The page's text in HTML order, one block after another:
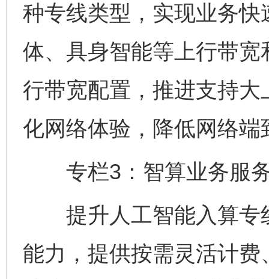
种专线类型，实现业务
体、具身智能等上行带
行带宽配置，推进支持
化网络体验，降低网络端
专栏3：智算业务服务
提升人工智能入算专
能力，提供按需灵活计